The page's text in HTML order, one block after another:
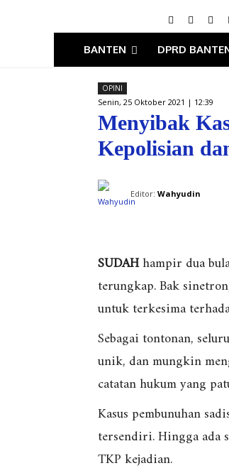
BANTEN DPRD
OPINI
Senin, 25 Oktober 2021 | 12:39
Menyibak
Kepolisian
Editor: Wahyudin
SUDAHhampir dua
terungkap. Bak
untuk terkesima
Sebagai tontonan,
unik, dan mungkin
catatan hukum yang
Kasus pembunuhan
tersendiri. Hingga ada
TKP kejadian.